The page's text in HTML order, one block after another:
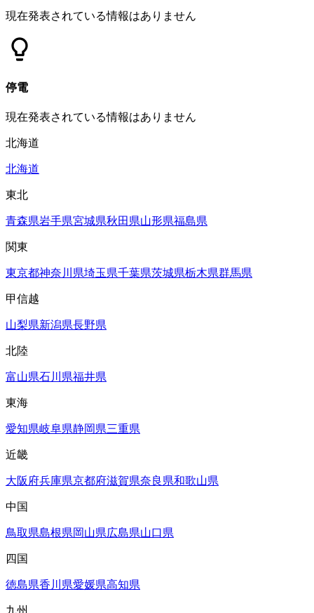
現在発表されている情報はありません
停電
現在発表されている情報はありません
北海道
北海道
東北
青森県岩手県宮城県秋田県山形県福島県
関東
東京都神奈川県埼玉県千葉県茨城県栃木県群馬県
甲信越
山梨県新潟県長野県
北陸
富山県石川県福井県
東海
愛知県岐阜県静岡県三重県
近畿
大阪府兵庫県京都府滋賀県奈良県和歌山県
中国
鳥取県島根県岡山県広島県山口県
四国
徳島県香川県愛媛県高知県